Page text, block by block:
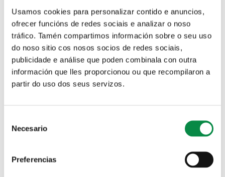
Usamos cookies para personalizar contido e anuncios,
ofrecer funcións de redes sociais e analizar o noso
tráfico. Tamén compartimos información sobre o seu uso
do noso sitio cos nosos socios de redes sociais,
publicidade e análise que poden combinala con outra
información que lles proporcionou ou que recompilaron a
partir do uso dos seus servizos.
Selection
Necesario
Preferencias
Copa Galicia de XCO
Imagen:
da Peregrina